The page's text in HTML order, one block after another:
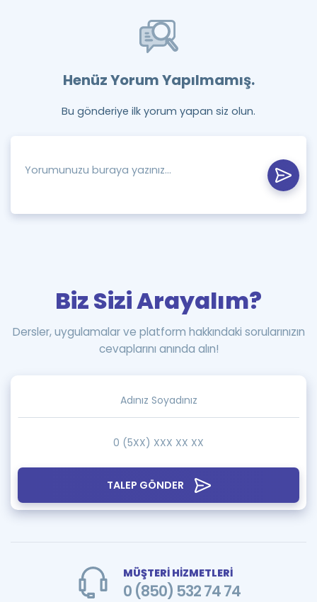
Henüz Yorum Yapılmamış.
Bu gönderiye ilk yorum yapan siz olun.
TALEP GÖNDER
Biz Sizi Arayalım?
Dersler, uygulamalar ve platform hakkındaki sorularınızın
cevaplarını anında alın!
MÜŞTERİ HİZMETLERİ
0 (850) 532 74 74